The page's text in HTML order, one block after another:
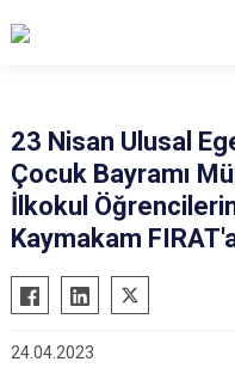
Çemişgezek
Hozat
Nazımiye
23 Nisan Ulusal
Çocuk Bayramı
İlkokul
Kaymakam
24.04.2023